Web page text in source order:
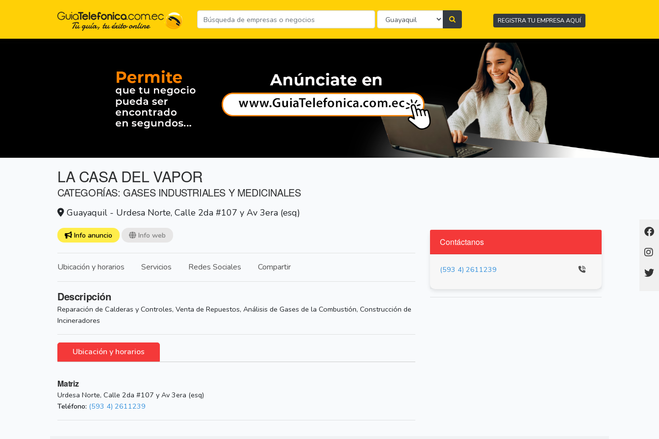
REGISTRA TU EMPRESA AQUÍ
LA CASA DEL VAPOR
CATEGORÍAS: GASES INDUSTRIALES Y MEDICINALES
Guayaquil - Urdesa Norte, Calle 2da #107 y Av 3era (esq)
Info anuncio Info web
Ubicación y horarios Servicios Redes Sociales Compartir
Descripción
Reparación de Calderas y Controles, Venta de Repuestos, Análisis de Gases de la Combustión, Construcción de
Incineradores
Ubicación y horarios
Matriz
Urdesa Norte, Calle 2da #107 y Av 3era (esq)
Teléfono: (593 4) 2611239
Contáctanos
(593 4) 2611239